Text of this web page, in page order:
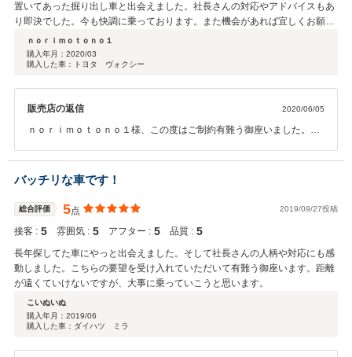
置いてあった掘り出し車と出会えました。社長さんの対応やアドバイスもあ
り即決でした。今も快調に乗っております。また機会があれば宜しくお願い
しますｎｏｒｉｍｏｔｏｎｏ１
購入年月： 2020/03
購入した車：トヨタ ヴォクシー
販売店の返信 2020/06/05
ｎｏｒｉｍｏｔｏｎｏ１様、この度はご制約有難う御座いました。当
共宜しくお願いいたします。気持ち良いサービスの提供を心がけてま
いります。
バッチリな車です！
総合評価 5点 2019/09/27投稿
接客 : 5 雰囲気 : 5 アフター : 5 品質 : 5
長年探してた車にやっと出会えました。そして社長さんの人柄や対応にも感
動しました。こちらの要望を受け入れていただいて有難う御座います。距離
が遠くていけないですが、大事に乗っていこうと思います。
こいぬいぬ
購入年月： 2019/06
購入した車：ダイハツ ミラ